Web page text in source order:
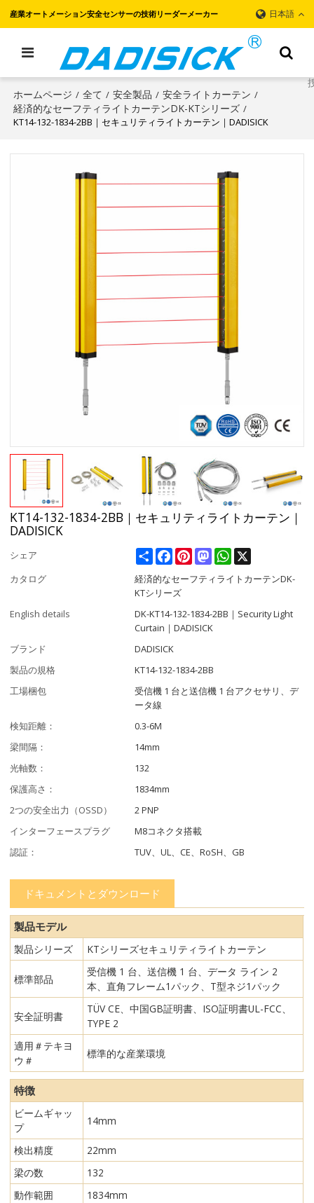
産業オートメーション安全センサーの技術リーダーメーカー 日本語
ホームページ / 全て / 安全製品 / 安全ライトカーテン /
経済的なセーフティライトカーテンDK-KTシリーズ /
KT14-132-1834-2BB｜セキュリティライトカーテン｜DADISICK
KT14-132-1834-2BB｜セキュリティライトカーテン｜
DADISICK
シェア ShareFacebookPinterestMastodonWhatsApp
カタログ
経済的なセーフティライトカーテンDK-
KTシリーズ
English details
DK-KT14-132-1834-2BB｜Security Light
Curtain｜DADISICK
ブランド
DADISICK
製品の規格
KT14-132-1834-2BB
工場梱包
受信機 1 台と送信機 1 台アクセサリ、デ
ータ線
検知距離：
0.3-6M
梁間隔：
14mm
光軸数：
132
保護高さ：
1834mm
2つの安全出力（OSSD）
2 PNP
インターフェースプラグ
M8コネクタ搭載
認証：
TUV、UL、CE、RoSH、GB
ドキュメントとダウンロード
製品モデル
製品シリーズ KTシリーズセキュリティライトカーテン
標準部品
受信機 1 台、送信機 1 台、データ ライン 2
本、直角フレーム1パック、T型ネジ1パック
安全証明書
TÜV CE、中国GB証明書、ISO証明書UL-FCC、
TYPE 2
適用＃テキヨ
ウ＃
標準的な産業環境
特徴
ビームギャッ
プ
14mm
検出精度
22mm
梁の数
132
動作範囲
1834mm